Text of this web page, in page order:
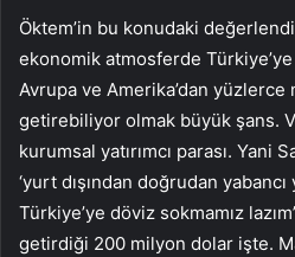
Öktem’in bu konudaki
ekonomik atmosferde
Avrupa ve Amerika’dan yüzlerce
getirebiliyor olmak büyük şans.
kurumsal yatırımcı parası. Yani
‘yurt dışından doğrudan
Türkiye’ye döviz sokmamız
getirdiği 200 milyon dolar işte.